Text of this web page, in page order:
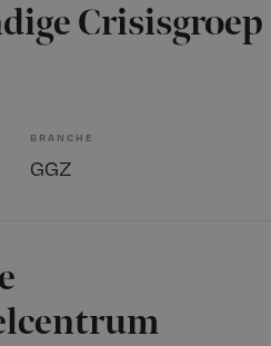
Crisisgroep
BRANCHE
GGZ